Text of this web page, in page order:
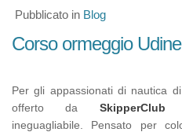
Pubblicato in Blog
Corso ormeggio Udine
Per gli appassionati di nautica di
offerto da SkipperClub
ineguagliabile. Pensato per